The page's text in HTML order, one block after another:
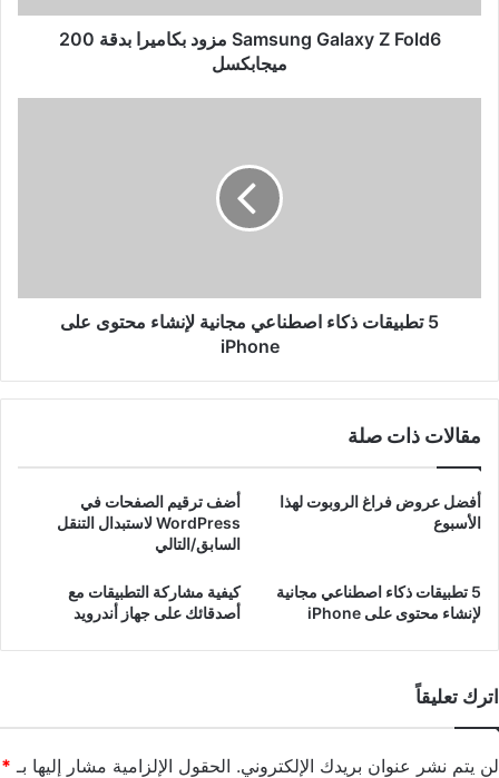
ميجابكسل
Samsung Galaxy Z Fold6 مزود بكاميرا بدقة 200
ميجابكسل
iPhone
5 تطبيقات ذكاء اصطناعي مجانية لإنشاء محتوى على
iPhone
مقالات ذات صلة
أفضل عروض فراغ الروبوت لهذا
الأسبوع
أضف ترقيم الصفحات في
WordPress لاستبدال التنقل
السابق/التالي
5 تطبيقات ذكاء اصطناعي مجانية
لإنشاء محتوى على iPhone
كيفية مشاركة التطبيقات مع
أصدقائك على جهاز أندرويد
اترك تعليقاً
لن يتم نشر عنوان بريدك الإلكتروني. الحقول الإلزامية مشار إليها بـ *